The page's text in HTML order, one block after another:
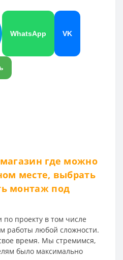
WhatsApp VK
магазин где можно
месте, выбрать
монтаж под
по проекту в том числе
работы любой сложности.
время. Мы стремимся,
было максимально